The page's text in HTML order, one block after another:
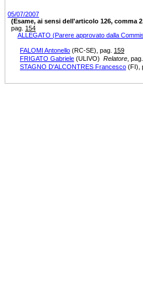
05/07/2007
(Esame, ai sensi dell'articolo 126, comma
pag. 154
ALLEGATO (Parere approvato dalla
FALOMI Antonello (RC-SE) , pag. 159
FRIGATO Gabriele (ULIVO) Relatore , pag.
STAGNO D'ALCONTRES Francesco (FI)